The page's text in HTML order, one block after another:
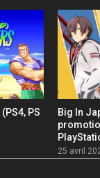
PS
Big In
25 avril